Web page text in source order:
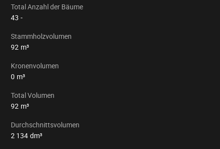
Total Anzahl der Bäume
43 -
Stammholzvolumen
92 m³
Kronenvolumen
0 m³
Total Volumen
92 m³
Durchschnittsvolumen
2 134 dm³